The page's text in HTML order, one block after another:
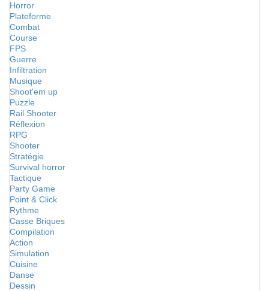
Horror
Plateforme
Combat
Course
FPS
Guerre
Infiltration
Musique
Shoot'em up
Puzzle
Rail Shooter
Réflexion
RPG
Shooter
Stratégie
Survival horror
Tactique
Party Game
Point & Click
Rythme
Casse Briques
Compilation
Action
Simulation
Cuisine
Danse
Dessin